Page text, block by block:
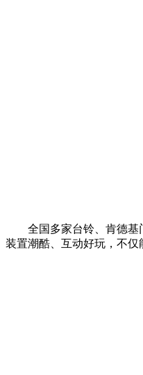
全国多家台铃、肯德基
装置潮酷、互动好玩，不